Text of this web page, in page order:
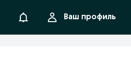
УведомленияВаш профиль